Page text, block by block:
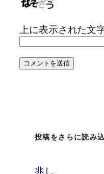
上に表示された文
投稿をさらに読み
兆し